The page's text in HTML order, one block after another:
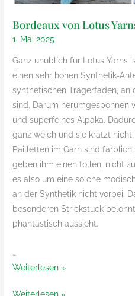
Bordeaux von Lotus
1. Mai 2025
Ganz unüblich für Lotus Yarns
einen sehr hohen Synthetik-
synthetischen Trägerfaden,
sind. Darum herumgesponnen
und superfeines Alpaka.
ganz weich und sie kratzt
Pailletten im Garn sind
geben ihm einen tollen, nicht
es also um eine solche
an der Synthetik nicht vorbei.
besonderen Strickstück
phantastisch aussieht.
…
Bordeaux
Weiterlesen »
Bordeaux